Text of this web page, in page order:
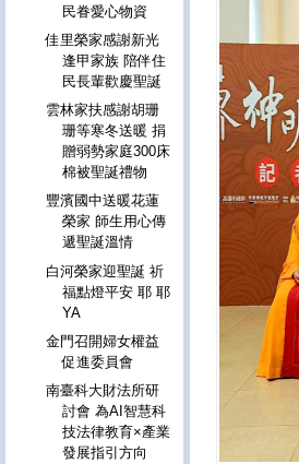
民眷愛心物資
佳里榮家感謝新光
逢甲家族 陪伴住
民長輩歡慶聖誕
雲林家扶感謝胡珊
珊等寒冬送暖 捐
贈弱勢家庭300床
棉被聖誕禮物
豐濱國中送暖花蓮
榮家 師生用心傳
遞聖誕溫情
白河榮家迎聖誕 祈
福點燈平安 耶 耶
YA
金門召開婦女權益
促進委員會
南臺科大財法所研
討會 為AI智慧科
技法律教育×產業
發展指引方向